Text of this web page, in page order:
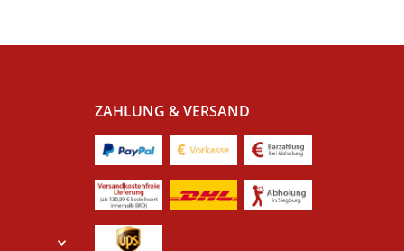
ZAHLUNG & VERSAND